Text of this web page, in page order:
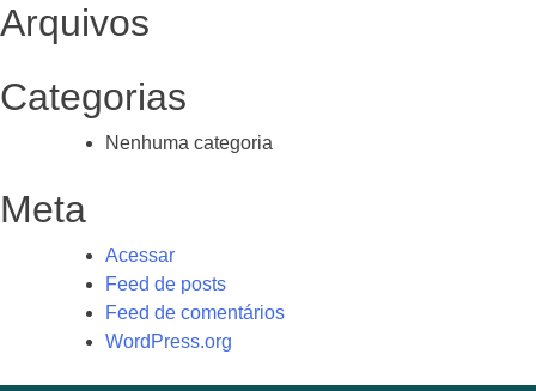
Arquivos
Categorias
Nenhuma categoria
Meta
Acessar
Feed de posts
Feed de comentários
WordPress.org